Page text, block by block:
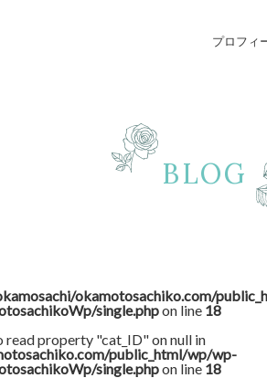
プロフィ
BLOG
okamotosachiko.com/
single.phpon line 18
property "cat_ID" on null in
public_html/wp/wp-
single.phpon line 18